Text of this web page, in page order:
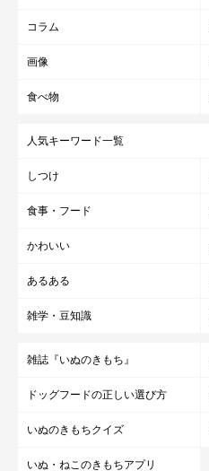
コラム
画像
食べ物
人気キーワード一覧
しつけ
食事・フード
かわいい
あるある
雑学・豆知識
雑誌『いぬのきもち』
ドッグフードの正しい選び方
いぬのきもちクイズ
いぬ・ねこのきもちアプリ